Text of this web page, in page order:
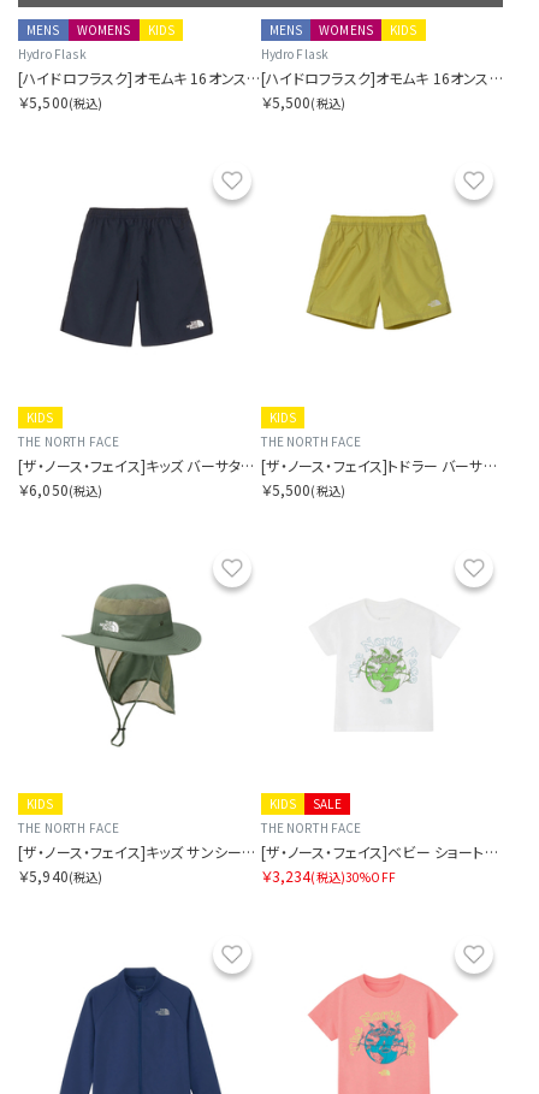
MENS WOMENS
KIDS
Hydro Flask
[ハイドロフラスク]オモムキ 16オンス ワイド マウス アカネ
￥5,500(税込)
MENS WOMENS
KIDS
Hydro Flask
[ハイドロフラスク]オモムキ 16オンス ワイド マウス カラシ
￥5,500(税込)
お気に入り
KIDS
THE NORTH FACE
[ザ・ノース・フェイス]キッズ バーサタイルショート
￥6,050(税込)
KIDS
THE NORTH FACE
[ザ・ノース・フェイス]トドラー バーサタイルショート
￥5,500(税込)
お気に入り
KIDS
THE NORTH FACE
[ザ・ノース・フェイス]キッズ サンシールドハット
￥5,940(税込)
SALE
KIDS
THE NORTH FACE
[ザ・ノース・フェイス]ベビー ショートスリーブルミナスグラフィックティー
￥3,234(税込)30%OFF
お気に入り